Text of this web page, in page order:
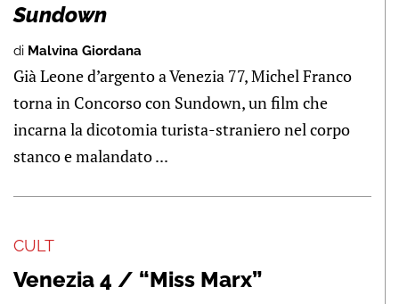
Sundown
di Malvina Giordana
Già Leone d’argento a Venezia 77, Michel Franco
torna in Concorso con Sundown, un film che
incarna la dicotomia turista-straniero nel corpo
stanco e malandato ...
CULT
Venezia 4 / “Miss Marx”